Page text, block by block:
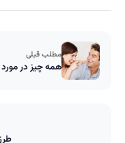
مطلب قبلی
همه چیز در